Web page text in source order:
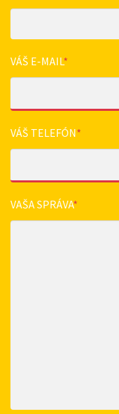
VÁŠ E-MAIL*
VÁŠ TELEFÓN*
VAŠA SPRÁVA*